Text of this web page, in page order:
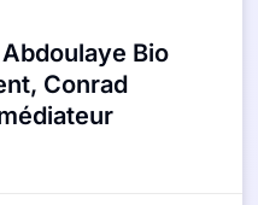
Bio
Conrad